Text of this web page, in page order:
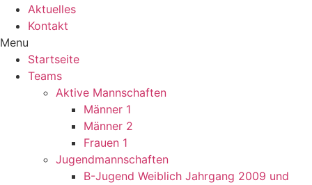
Aktuelles
Kontakt
Menu
Startseite
Teams
Aktive Mannschaften
Männer 1
Männer 2
Frauen 1
Jugendmannschaften
B-Jugend Weiblich Jahrgang 2009 und